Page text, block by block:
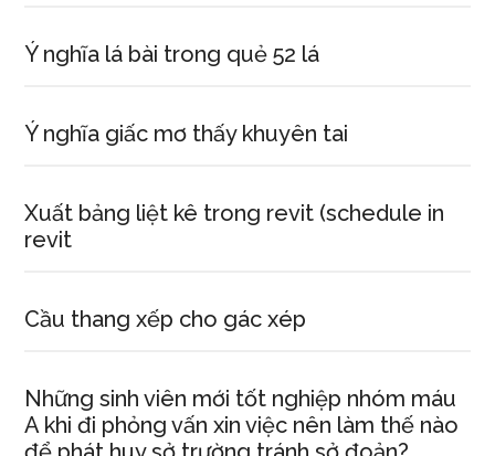
Ý nghĩa lá bài trong quẻ 52 lá
Ý nghĩa giấc mơ thấy khuyên tai
Xuất bảng liệt kê trong revit (schedule in
revit
Cầu thang xếp cho gác xép
Những sinh viên mới tốt nghiệp nhóm máu
A khi đi phỏng vấn xin việc nên làm thế nào